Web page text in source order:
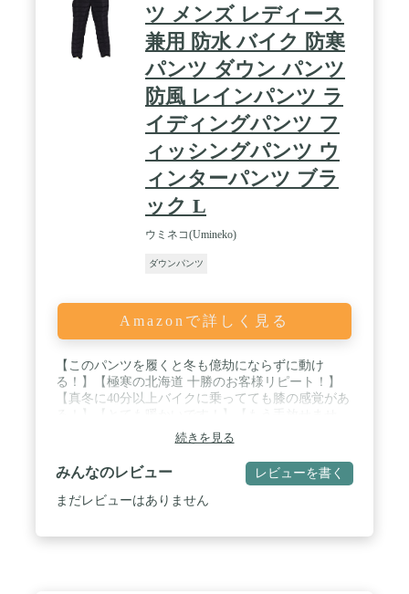
110cm）。※調節可能な巾着弾性ウエストバンドの
ため、ウエストはサイズ最小ウエストよりも小さく
することができますので、より適切な長さを選択し
てください。 / 【心強いアフターサービス】
Naturehike防寒パンツはコンパクトで、アウトド
ア、キャンプ、室内、登山、ドライブ旅行、バーベ
キュー、ツーリング、スキー、防災用に大活躍。
Naturehike製品には買上げ日から30日の保証を設け
ております。もし、問題があった場合はお手数おか
けしますが、注文番号を添えてアマゾンの購入履歴
より弊社までご連絡ください。
ツ メンズ レディース
兼用 防水 バイク 防寒
パンツ ダウン パンツ
防風 レインパンツ ラ
イディングパンツ フ
ィッシングパンツ ウ
ィンターパンツ ブラ
ック L
ウミネコ(Umineko)
ダウンパンツ
Amazonで詳しく見る
【このパンツを履くと冬も億劫にならずに動け
る！】【極寒の北海道 十勝のお客様リピート！】
【真冬に40分以上バイクに乗ってても膝の感覚があ
ん！】と嬉しい評価を頂いております！ / 【異次元
の温かさ】にリピーター続出！ハイスペック羽毛の
【ダックダウン】を【たっぷりダウン300g以上※】
を充填！【高い蓄熱性】 × 【防寒性】 × 【透湿発散
性】を発揮！ / 猛烈な雨でも耐えられる防水透湿強
続きを見る
みんなのレビュー レビューを書く
まだレビューはありません